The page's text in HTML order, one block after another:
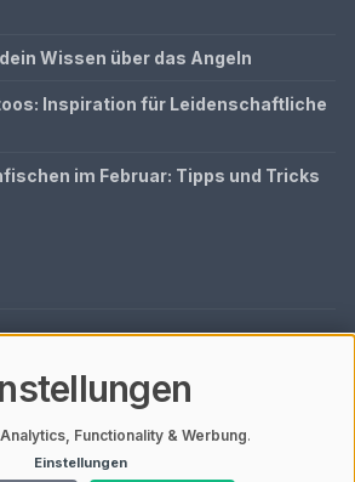
Wissen über das Angeln
Inspiration für Leidenschaftliche
im Februar: Tipps und Tricks
Inhalt
Analytics, Functionality & Werbung.
Einstellungen